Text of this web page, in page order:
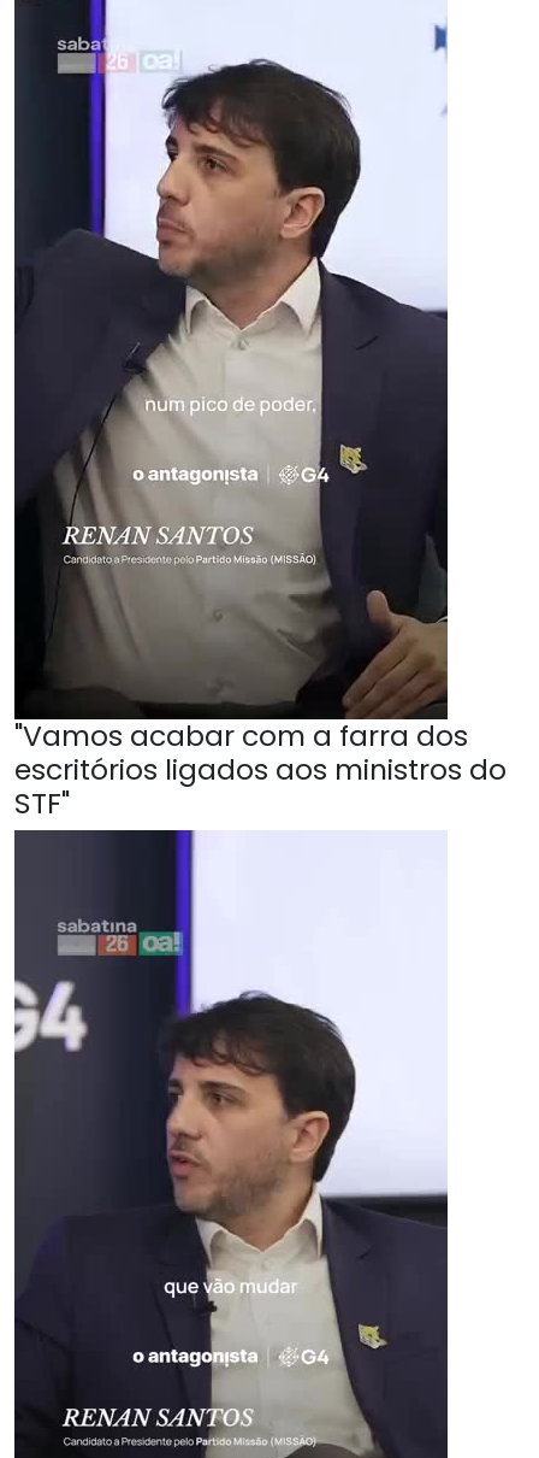
"Vamos acabar com a farra dos
escritórios ligados aos ministros do
STF"